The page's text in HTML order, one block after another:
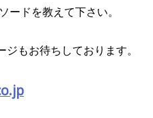
ドを教えて下さい。
もお待ちしております。